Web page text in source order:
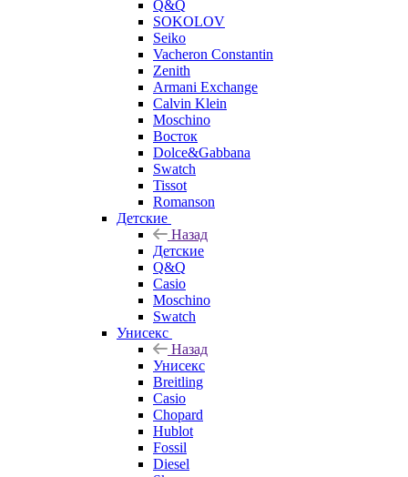
Q&Q
SOKOLOV
Seiko
Vacheron Constantin
Zenith
Armani Exchange
Calvin Klein
Moschino
Восток
Dolce&Gabbana
Swatch
Tissot
Romanson
Детские
Назад
Детские
Q&Q
Casio
Moschino
Swatch
Унисекс
Назад
Унисекс
Breitling
Casio
Chopard
Hublot
Fossil
Diesel